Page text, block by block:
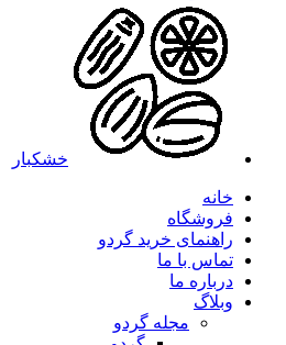
خشکبار
خانه
فروشگاه
راهنمای خرید گردو
تماس با ما
درباره ما
وبلاگ
مجله گردو